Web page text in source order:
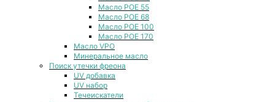
Масло POE 55
Масло POE 68
Масло POE 100
Масло POE 170
Масло VPO
Минеральное масло
Поиск утечки фреона
UV добавка
UV набор
Течеискатели